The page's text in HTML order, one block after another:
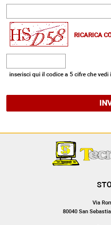
RICARICA
inserisci qui il codice a 5 cifre che vedi
Via
80040 San